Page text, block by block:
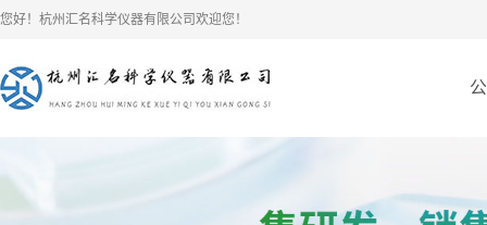
您好！杭州汇名科学仪器有限公司欢迎您！